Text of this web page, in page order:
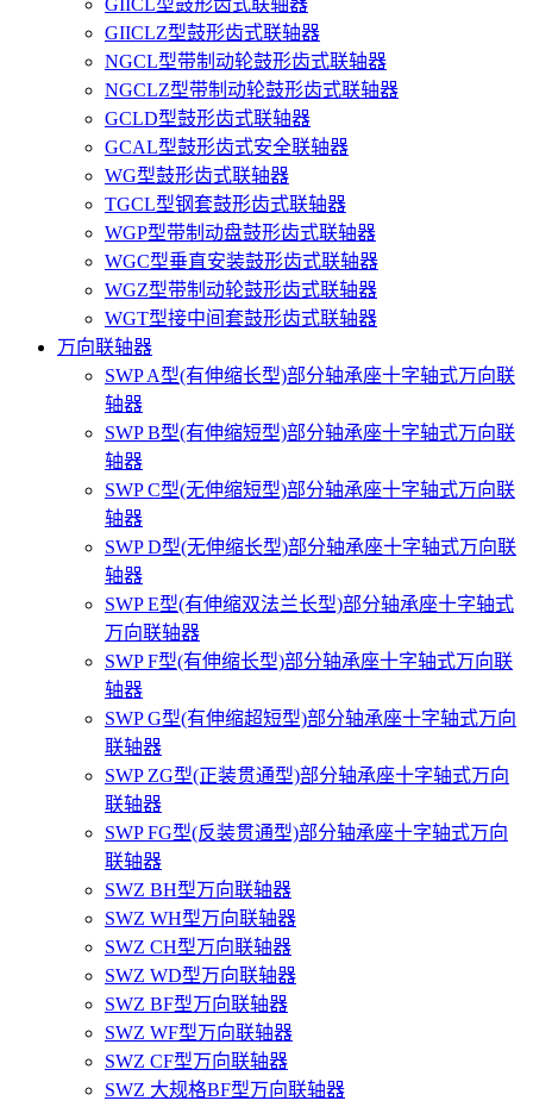
GIICLZ型鼓形齿式联轴器
NGCL型带制动轮鼓形齿式联轴器
NGCLZ型带制动轮鼓形齿式联轴器
GCLD型鼓形齿式联轴器
GCAL型鼓形齿式安全联轴器
WG型鼓形齿式联轴器
TGCL型钢套鼓形齿式联轴器
WGP型带制动盘鼓形齿式联轴器
WGC型垂直安装鼓形齿式联轴器
WGZ型带制动轮鼓形齿式联轴器
WGT型接中间套鼓形齿式联轴器
万向联轴器
SWP A型(有伸缩长型)部分轴承座十字轴式万向联
轴器
SWP B型(有伸缩短型)部分轴承座十字轴式万向联
轴器
SWP C型(无伸缩短型)部分轴承座十字轴式万向联
轴器
SWP D型(无伸缩长型)部分轴承座十字轴式万向联
轴器
SWP E型(有伸缩双法兰长型)部分轴承座十字轴式
万向联轴器
SWP F型(有伸缩长型)部分轴承座十字轴式万向联
轴器
SWP G型(有伸缩超短型)部分轴承座十字轴式万向
联轴器
SWP ZG型(正装贯通型)部分轴承座十字轴式万向
联轴器
SWP FG型(反装贯通型)部分轴承座十字轴式万向
联轴器
SWZ BH型万向联轴器
SWZ WH型万向联轴器
SWZ CH型万向联轴器
SWZ WD型万向联轴器
SWZ BF型万向联轴器
SWZ WF型万向联轴器
SWZ CF型万向联轴器
SWZ 大规格BF型万向联轴器